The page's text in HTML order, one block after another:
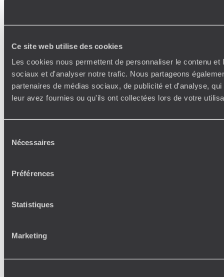
Ce site web utilise des cookies
Les cookies nous permettent de personnaliser le contenu
sociaux et d'analyser notre trafic. Nous partageons
partenaires de médias sociaux, de publicité et d'analyse,
leur avez fournies ou qu'ils ont collectées lors de votre
Nécessaires
Préférences
Statistiques
Marketing